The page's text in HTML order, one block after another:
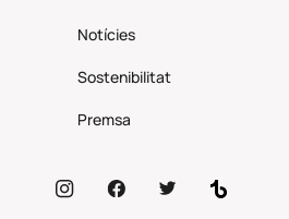
Notícies
Sostenibilitat
Premsa